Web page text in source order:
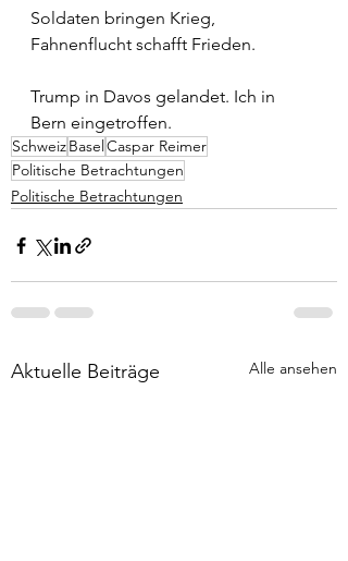
Soldaten bringen Krieg,
Fahnenflucht schafft Frieden.
Trump in Davos gelandet. Ich in
Bern eingetroffen.
SchweizBaselCaspar Reimer
Politische Betrachtungen
Politische Betrachtungen
Aktuelle Beiträge Alle ansehen